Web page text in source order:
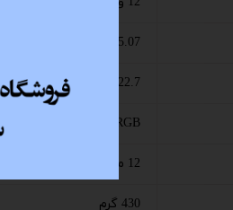
35.07 فوت مکعب در دقیقه
22.7 دسی‌بل
ARGB
12 ماهه گسترش تجارت تابا
430 گرم